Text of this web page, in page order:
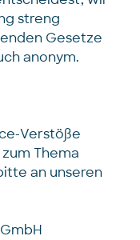
streng
Gesetze
anonym.
Verstöße
Thema
an unseren